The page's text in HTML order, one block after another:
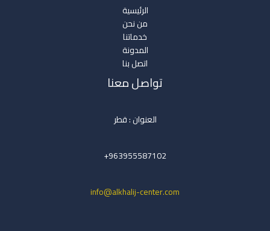
الرئيسية
من نحن
خدماتنا
المدونة
اتصل بنا
تواصل معنا
العنوان : قطر
963955587102+
info@alkhalij-center.com